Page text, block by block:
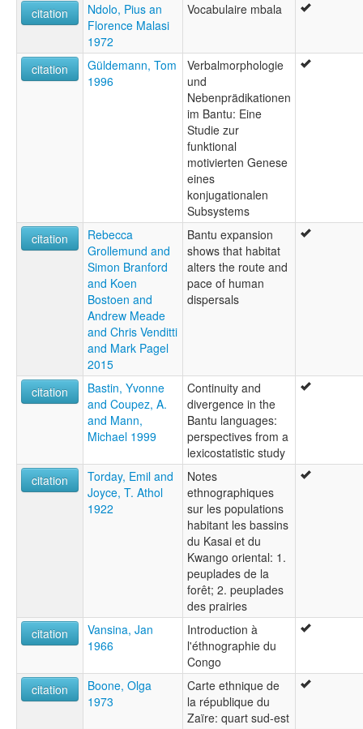
citation
Ndolo, Pius an
Florence Malasi
1972
Vocabulaire mbala
citation
Güldemann, Tom
1996
Verbalmorphologie
und
Nebenprädikationen
im Bantu: Eine
Studie zur
funktional
motivierten Genese
eines
konjugationalen
Subsystems
citation
Rebecca
Grollemund and
Simon Branford
and Koen
Bostoen and
Andrew Meade
and Chris Venditti
and Mark Pagel
2015
Bantu expansion
shows that habitat
alters the route and
pace of human
dispersals
citation
Bastin, Yvonne
and Coupez, A.
and Mann,
Michael 1999
Continuity and
divergence in the
Bantu languages:
perspectives from a
lexicostatistic study
citation
Torday, Emil and
Joyce, T. Athol
1922
Notes
ethnographiques
sur les populations
habitant les bassins
du Kasai et du
Kwango oriental: 1.
peuplades de la
forêt; 2. peuplades
des prairies
citation
Vansina, Jan
1966
Introduction à
l'éthnographie du
Congo
citation
Boone, Olga
1973
Carte ethnique de
la république du
Zaïre: quart sud-est